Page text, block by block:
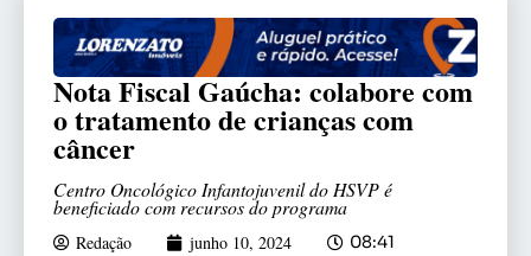
Nota Fiscal Gaúcha: colabore com
o tratamento de crianças com
câncer
Centro Oncológico Infantojuvenil do HSVP é
beneficiado com recursos do programa
Redação junho 10, 2024 08:41